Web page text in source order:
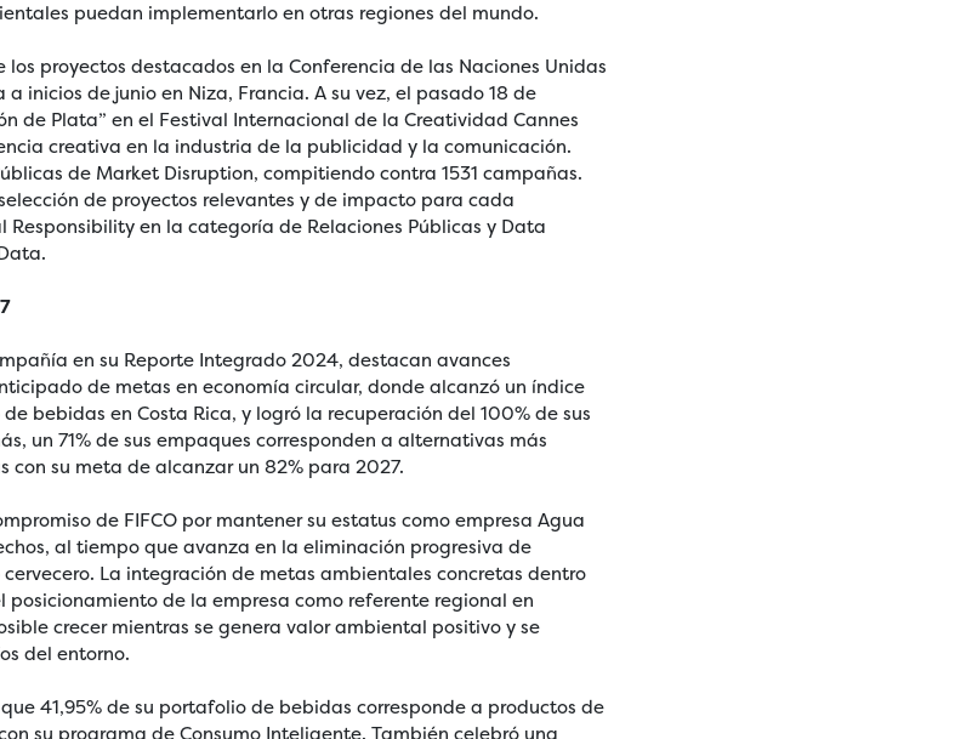
puedan implementarlo en otras regiones del mundo.
proyectos destacados en la Conferencia de las Naciones Unidas
a inicios de junio en Niza, Francia. A su vez, el pasado 18 de
de Plata” en el Festival Internacional de la Creatividad Cannes
creativa en la industria de la publicidad y la comunicación.
de Market Disruption, compitiendo contra 1531 campañas.
de proyectos relevantes y de impacto para cada
Responsibility en la categoría de Relaciones Públicas y Data
en su Reporte Integrado 2024, destacan avances
de metas en economía circular, donde alcanzó un índice
bebidas en Costa Rica, y logró la recuperación del 100% de sus
un 71% de sus empaques corresponden a alternativas más
su meta de alcanzar un 82% para 2027.
de FIFCO por mantener su estatus como empresa Agua
al tiempo que avanza en la eliminación progresiva de
La integración de metas ambientales concretas dentro
de la empresa como referente regional en
crecer mientras se genera valor ambiental positivo y se
del entorno.
41,95% de su portafolio de bebidas corresponde a productos de
su programa de Consumo Inteligente. También celebró una